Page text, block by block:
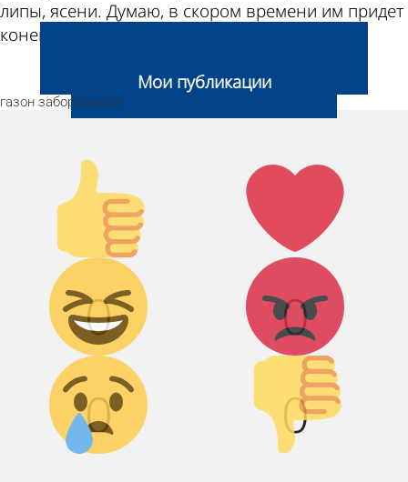
липы, ясени. Думаю, в скором времени им придет
конец», - пессимистично резюмировал он.
Мои публикации
газон забор дорога
Палец
вверх!
0
Лайк!
0
Дикий смех!
0
Агрессия!
0
Грусть :( Палец вниз!